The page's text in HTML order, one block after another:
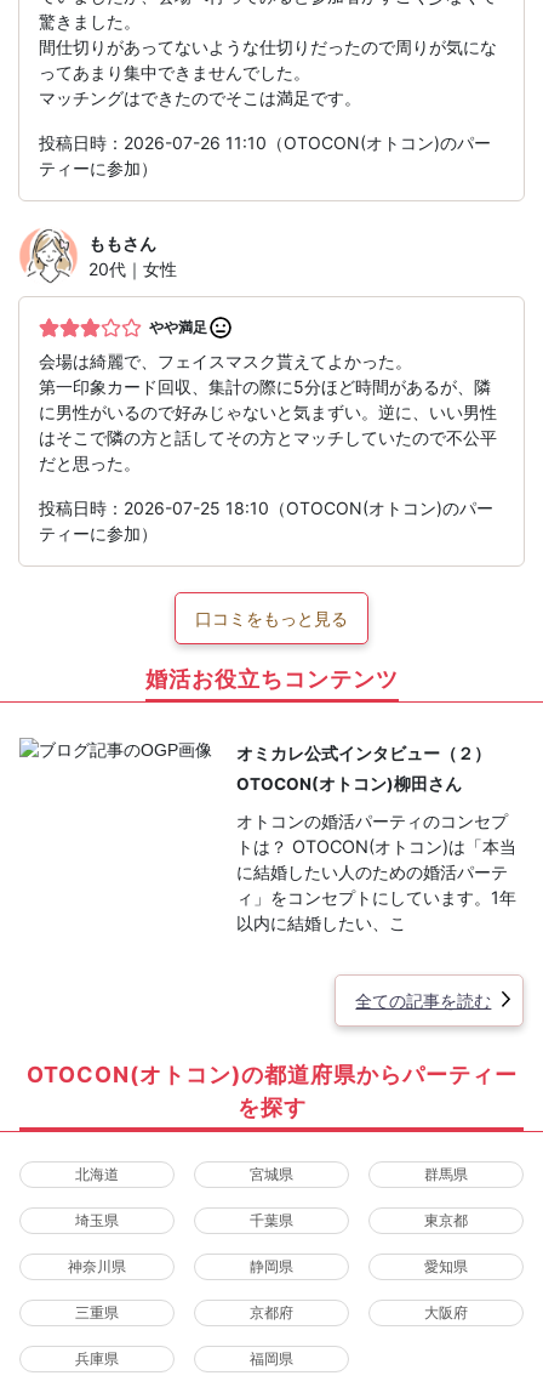
驚きました。
間仕切りがあってないような仕切りだったので周りが気にな
ってあまり集中できませんでした。
マッチングはできたのでそこは満足です。
投稿日時：2026-07-26 11:10（OTOCON(オトコン)のパー
ティーに参加）
ももさん
20代｜女性
やや満足
会場は綺麗で、フェイスマスク貰えてよかった。
第一印象カード回収、集計の際に5分ほど時間があるが、隣
に男性がいるので好みじゃないと気まずい。逆に、いい男性
はそこで隣の方と話してその方とマッチしていたので不公平
だと思った。
投稿日時：2026-07-25 18:10（OTOCON(オトコン)のパー
ティーに参加）
口コミをもっと見る
婚活お役立ちコンテンツ
オミカレ公式インタビュー（２）
OTOCON(オトコン)柳田さん
オトコンの婚活パーティのコンセプ
トは？ OTOCON(オトコン)は「本当
に結婚したい人のための婚活パーテ
ィ」をコンセプトにしています。1年
以内に結婚したい、こ
全ての記事を読む
OTOCON(オトコン)の都道府県からパーティー
を探す
北海道 宮城県 群馬県
埼玉県 千葉県 東京都
神奈川県 静岡県 愛知県
三重県 京都府 大阪府
兵庫県 福岡県